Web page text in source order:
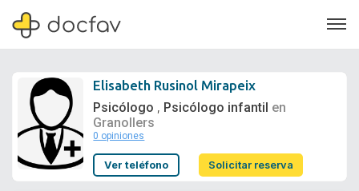
Quiénes somos
Elisabeth Rusinol Mirapeix
Psicólogo , Psicólogo infantil en
Granollers
0 opiniones
Ver teléfono Solicitar reserva